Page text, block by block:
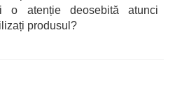
o atenție deosebită atunci
produsul?